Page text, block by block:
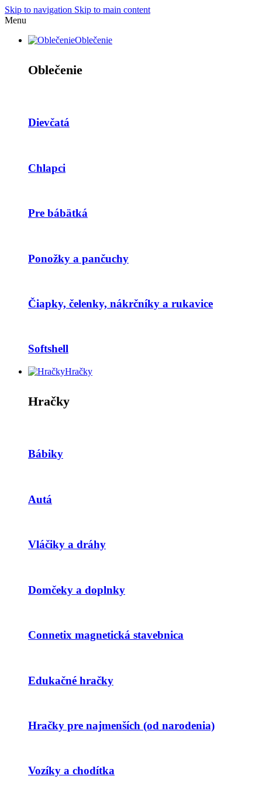
Skip to navigation Skip to main content
Menu
Oblečenie
Oblečenie
Dievčatá
Chlapci
Pre bábätká
Ponožky a pančuchy
Čiapky, čelenky, nákrčníky a rukavice
Softshell
Hračky
Hračky
Bábiky
Autá
Vláčiky a dráhy
Domčeky a doplnky
Connetix magnetická stavebnica
Edukačné hračky
Hračky pre najmenších (od narodenia)
Vozíky a chodítka